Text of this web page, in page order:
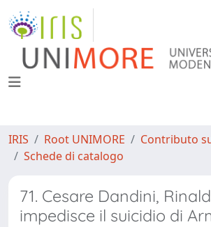
IRIS Root UNIMORE
Contributo
Schede di catalogo
71. Cesare Dandini,
impedisce il suicidio di